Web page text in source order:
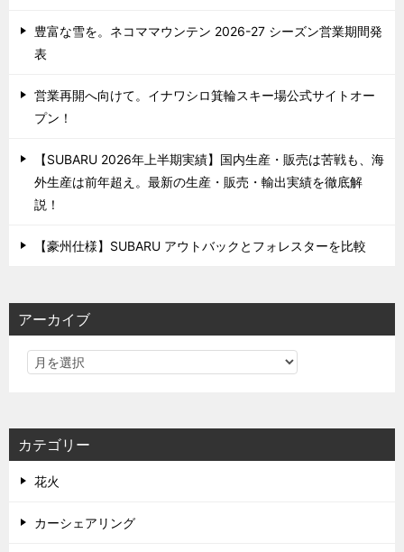
豊富な雪を。ネコママウンテン 2026-27 シーズン営業期間発
表
営業再開へ向けて。イナワシロ箕輪スキー場公式サイトオー
プン！
【SUBARU 2026年上半期実績】国内生産・販売は苦戦も、海
外生産は前年超え。最新の生産・販売・輸出実績を徹底解
説！
【豪州仕様】SUBARU アウトバックとフォレスターを比較
アーカイブ
カテゴリー
花火
カーシェアリング